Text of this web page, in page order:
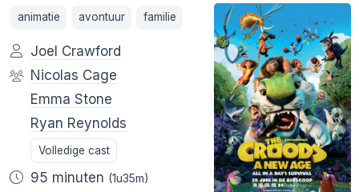
animatie avontuur familie
Joel Crawford
Nicolas Cage
Emma Stone
Ryan Reynolds
Volledige cast
95 minuten (1u35m)